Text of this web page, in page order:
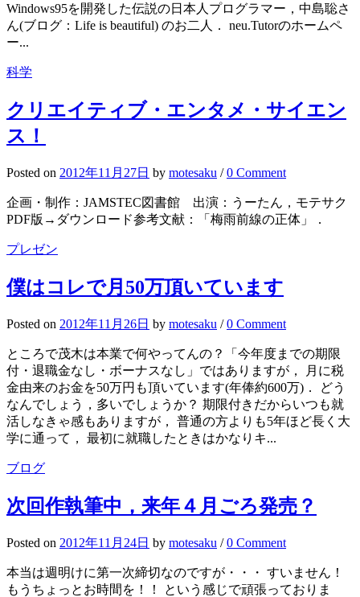
Windows95を開発した伝説の日本人プログラマー，中島聡さ
ん(ブログ：Life is beautiful) のお二人． neu.Tutorのホームペ
ー...
科学
クリエイティブ・エンタメ・サイエン
ス！
Posted on 2012年11月27日 by motesaku /0 Comment
企画・制作：JAMSTEC図書館 出演：うーたん，モテサク
PDF版→ダウンロード参考文献：「梅雨前線の正体」．
プレゼン
僕はコレで月50万頂いています
Posted on 2012年11月26日 by motesaku /0 Comment
ところで茂木は本業で何やってんの？「今年度までの期限
付・退職金なし・ボーナスなし」ではありますが， 月に税
金由来のお金を50万円も頂いています(年俸約600万)． どう
なんでしょう，多いでしょうか？ 期限付きだからいつも就
活しなきゃ感もありますが， 普通の方よりも5年ほど長く大
学に通って， 最初に就職したときはかなりキ...
ブログ
次回作執筆中，来年４月ごろ発売？
Posted on 2012年11月24日 by motesaku /0 Comment
本当は週明けに第一次締切なのですが・・・ すいません！
もうちょっとお時間を！！ という感じで頑張っておりま